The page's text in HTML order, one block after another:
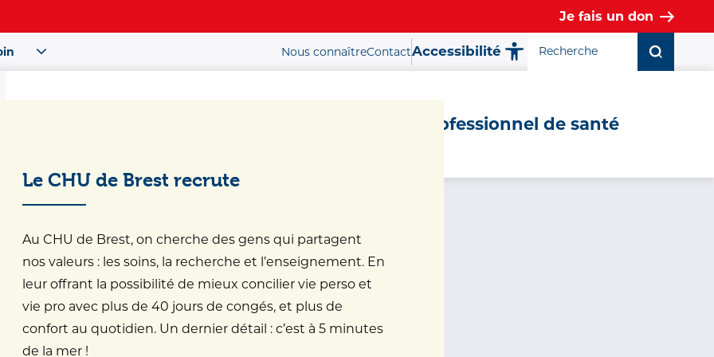
Le CHU de Brest recrute
Au CHU de Brest, on cherche des gens qui partagent
nos valeurs : les soins, la recherche et l’enseignement. En
leur offrant la possibilité de mieux concilier vie perso et
vie pro avec plus de 40 jours de congés, et plus de
confort au quotidien. Un dernier détail : c’est à 5 minutes
de la mer !
Je fais un don
Nous connaîtreContactAccessibilité
Professionnel de santé
offres